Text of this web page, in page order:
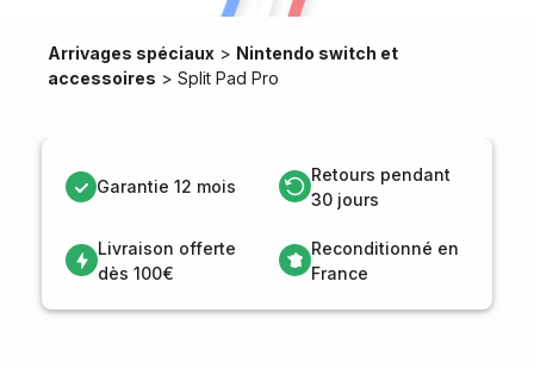
Arrivages spéciaux > Nintendo switch et
accessoires > Split Pad Pro
Garantie 12 mois
Retours pendant
30 jours
Livraison offerte
dès 100€
Reconditionné en
France